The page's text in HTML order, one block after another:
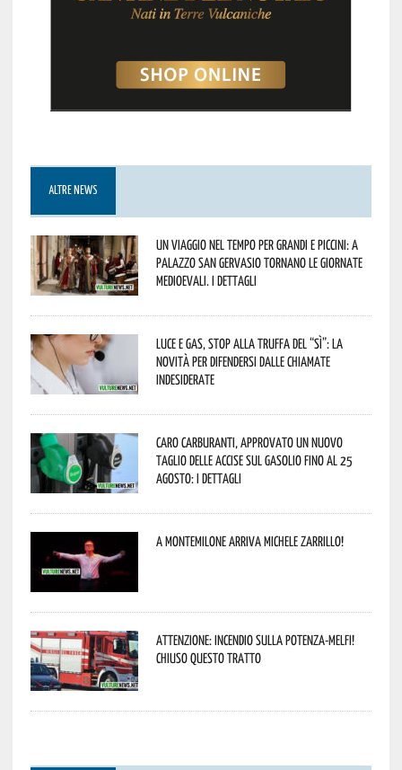
ALTRE NEWS
Un viaggio nel tempo per grandi e piccini: a
Palazzo San Gervasio tornano le Giornate
Medioevali. I dettagli
Luce e gas, stop alla truffa del “Sì”: la
novità per difendersi dalle chiamate
indesiderate
Caro carburanti, approvato un nuovo
taglio delle accise sul gasolio fino al 25
agosto: i dettagli
A Montemilone arriva Michele Zarrillo!
Attenzione: incendio sulla Potenza-Melfi!
Chiuso questo tratto